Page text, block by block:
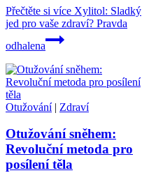
Přečtěte si více Xylitol: Sladký
jed pro vaše zdraví? Pravda
odhalena
Otužování| Zdraví
Otužování sněhem:
Revoluční metoda pro
posílení těla